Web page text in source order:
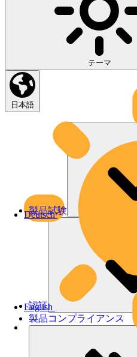
テーマ
日本語
Deutsch
English
製品試験
認証
製品コンプライアンス